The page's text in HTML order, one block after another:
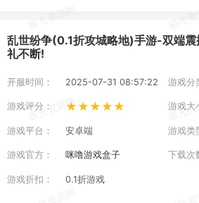
乱世纷争(0.1折攻城略地)手游-双端震
礼不断!
开服时间： 2025-07-31 08:57:22 游戏分
游戏评分： ★★★★★ 游戏大
游戏平台： 安卓端 游戏类
游戏官方： 咪噜游戏盒子 下载次
游戏折扣： 0.1折游戏